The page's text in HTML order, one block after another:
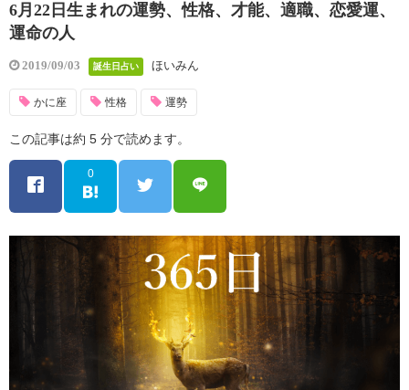
6月22日生まれの運勢、性格、才能、適職、恋愛運、
運命の人
2019/09/03 誕生日占い ほいみん
かに座 性格 運勢
この記事は約 5 分で読めます。
0